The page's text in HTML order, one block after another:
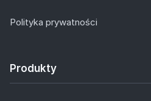
Polityka prywatności
Produkty